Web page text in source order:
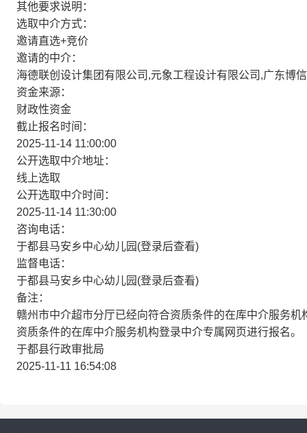
其他要求说明：
选取中介方式：
邀请直选+竞价
邀请的中介：
海德联创设计集团有限公司,元象工程设计有限公司,广东博
资金来源：
财政性资金
截止报名时间：
2025-11-14 11:00:00
公开选取中介地址：
线上选取
公开选取中介时间：
2025-11-14 11:30:00
咨询电话：
于都县马安乡中心幼儿园(登录后查看)
监督电话：
于都县马安乡中心幼儿园(登录后查看)
备注：
赣州市中介超市分厅已经向符合资质条件的在库中介服务
资质条件的在库中介服务机构登录中介专属网页进行报名。
于都县行政审批局
2025-11-11 16:54:08